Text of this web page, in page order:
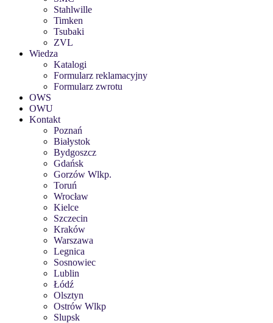
Stahlwille
Timken
Tsubaki
ZVL
Wiedza
Katalogi
Formularz reklamacyjny
Formularz zwrotu
OWS
OWU
Kontakt
Poznań
Białystok
Bydgoszcz
Gdańsk
Gorzów Wlkp.
Toruń
Wrocław
Kielce
Szczecin
Kraków
Warszawa
Legnica
Sosnowiec
Lublin
Łódź
Olsztyn
Ostrów Wlkp
Slupsk